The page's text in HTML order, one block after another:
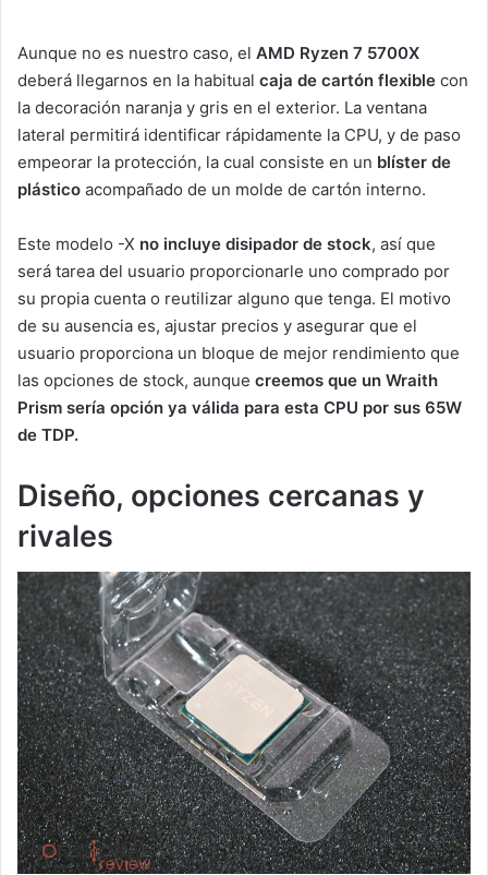
Aunque no es nuestro caso, el AMD Ryzen 7 5700X
deberá llegarnos en la habitual caja de cartón flexible con
la decoración naranja y gris en el exterior. La ventana
lateral permitirá identificar rápidamente la CPU, y de paso
empeorar la protección, la cual consiste en un blíster de
plástico acompañado de un molde de cartón interno.
Este modelo -X no incluye disipador de stock, así que
será tarea del usuario proporcionarle uno comprado por
su propia cuenta o reutilizar alguno que tenga. El motivo
de su ausencia es, ajustar precios y asegurar que el
usuario proporciona un bloque de mejor rendimiento que
las opciones de stock, aunque creemos que un Wraith
Prism sería opción ya válida para esta CPU por sus 65W
de TDP.
Diseño, opciones cercanas y
rivales